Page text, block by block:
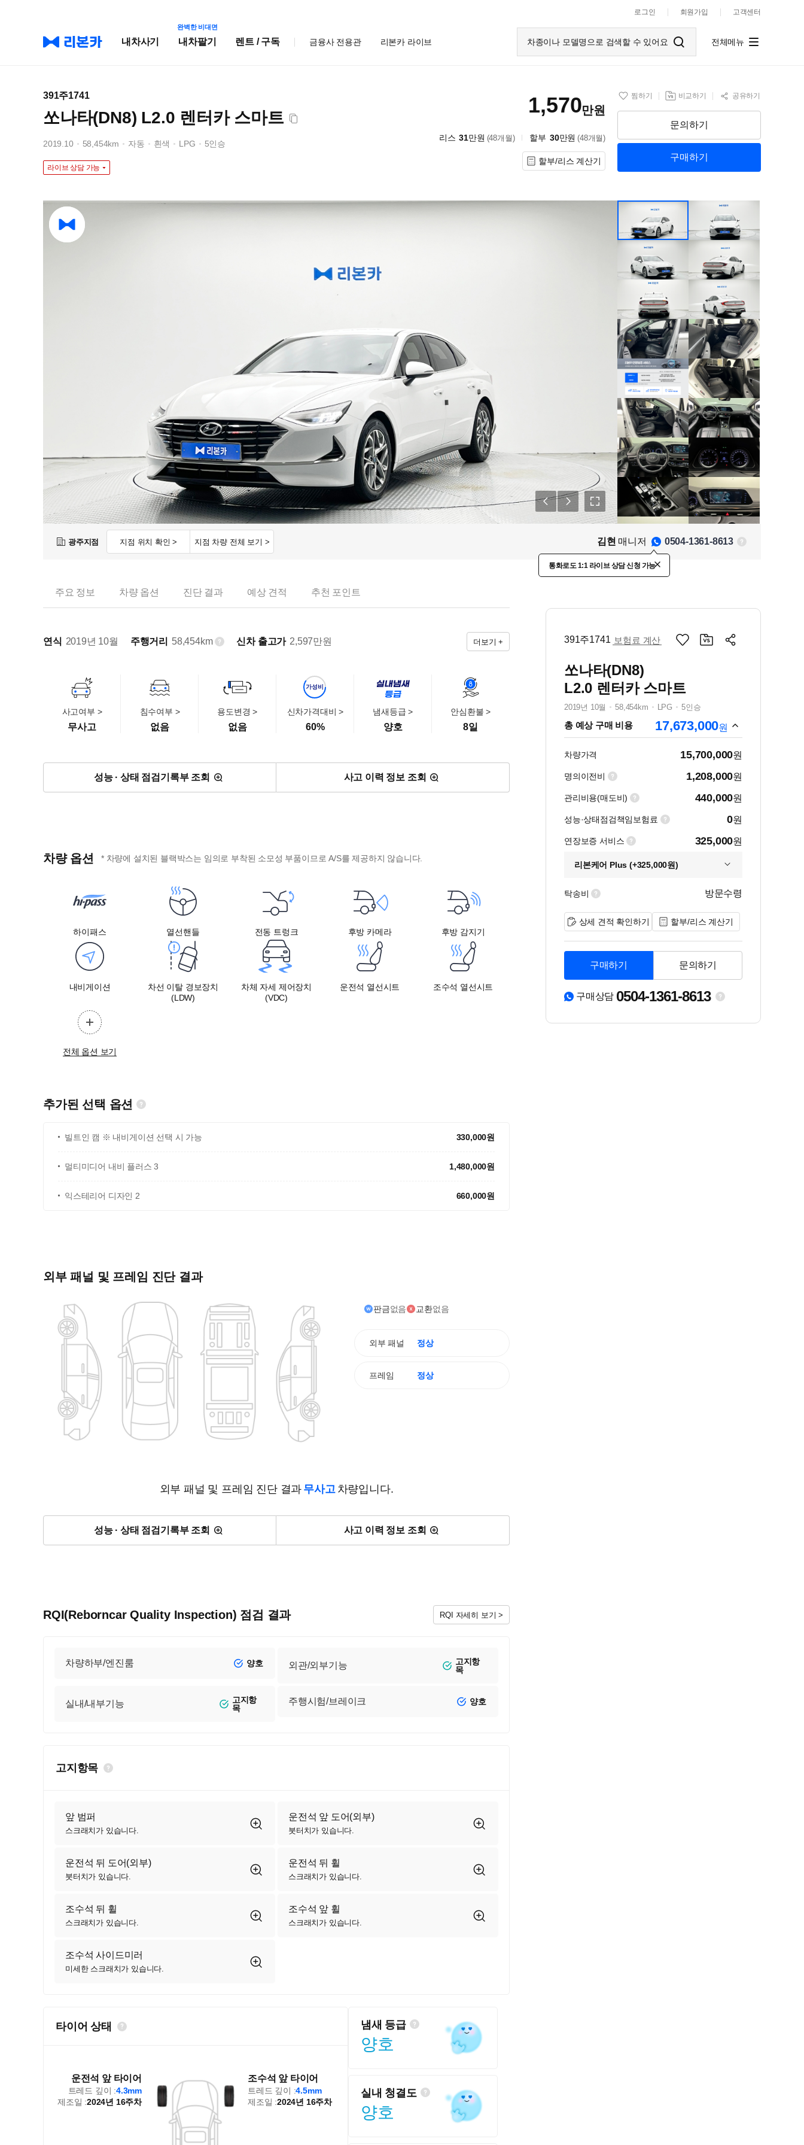
로그인 회원가입 고객센터
내차사기
완벽한 비대면
내차팔기 렌트 / 구독 금융사 전용관 리본카 라이브 차종이나 모델명으로 검색할 수 있어요 전체메뉴
391주1741
쏘나타(DN8) L2.0 렌터카 스마트
1,570만원
2019.10 58,454km 자동 흰색 LPG 5인승
라이브 상담 가능
리스 31만원 (48개월) 할부 30만원 (48개월)
할부/리스 계산기
찜하기 비교하기 공유하기
문의하기
구매하기
광주지점 지점 위치 확인 > 지점 차량 전체 보기 > 김현 매니저 0504-1361-8613
통화로도 1:1 라이브 상담 신청 가능
주요 정보 차량 옵션 진단 결과 예상 견적 추천 포인트
연식 2019년 10월 주행거리 58,454km 신차 출고가 2,597만원 더보기 +
사고여부 >
무사고
침수여부 >
없음
용도변경 >
없음
가성비
신차가격대비 >
60%
냄새등급 >
양호
안심환불 >
8일
성능 · 상태 점검기록부 조회 사고 이력 정보 조회
차량 옵션 * 차량에 설치된 블랙박스는 임의로 부착된 소모성 부품이므로 A/S를 제공하지 않습니다.
하이패스 열선핸들 전동 트렁크 후방 카메라 후방 감지기
내비게이션
차선 이탈 경보장치
(LDW)
차체 자세 제어장치
(VDC)
운전석 열선시트 조수석 열선시트
전체 옵션 보기
추가된 선택 옵션
빌트인 캠 ※ 내비게이션 선택 시 가능 330,000원
멀티미디어 내비 플러스 3 1,480,000원
익스테리어 디자인 2 660,000원
외부 패널 및 프레임 진단 결과
판금없음 교환없음
외부 패널 정상
프레임 정상
외부 패널 및 프레임 진단 결과 무사고 차량입니다.
성능 · 상태 점검기록부 조회 사고 이력 정보 조회
RQI(Reborncar Quality Inspection) 점검 결과 RQI 자세히 보기 >
차량하부/엔진룸 양호 외관/외부기능
고지항
목
실내/내부기능
고지항
목
주행시험/브레이크 양호
고지항목
앞 범퍼
스크래치가 있습니다.
운전석 앞 도어(외부)
붓터치가 있습니다.
운전석 뒤 도어(외부)
붓터치가 있습니다.
운전석 뒤 휠
스크래치가 있습니다.
조수석 뒤 휠
스크래치가 있습니다.
조수석 앞 휠
스크래치가 있습니다.
조수석 사이드미러
미세한 스크래치가 있습니다.
타이어 상태
운전석 앞 타이어
트레드 깊이 :4.3mm
제조일 :2024년 16주차
조수석 앞 타이어
트레드 깊이 :4.5mm
제조일 :2024년 16주차
냄새 등급
양호
실내 청결도
양호
391주1741 보험료 계산
쏘나타(DN8)
L2.0 렌터카 스마트
2019년 10월 58,454km LPG 5인승
총 예상 구매 비용 17,673,000원
차량가격 15,700,000원
명의이전비 1,208,000원
관리비용(매도비) 440,000원
성능·상태점검책임보험료 0원
연장보증 서비스 325,000원
리본케어 Plus (+325,000원)
탁송비 방문수령
상세 견적 확인하기 할부/리스 계산기
구매하기 문의하기
구매상담 0504-1361-8613